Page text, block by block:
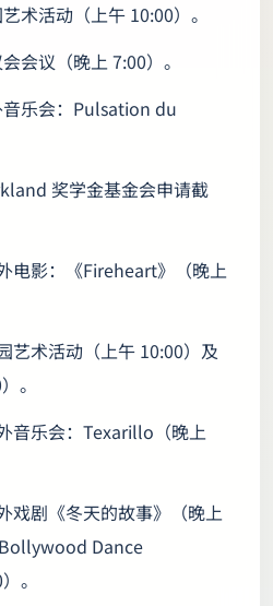
术活动（上午 10:00）。
会议（晚上 7:00）。
乐会：Pulsation du
奖学金基金会申请截
电影：《Fireheart》（晚上
艺术活动（上午 10:00）及
。
音乐会：Texarillo（晚上
戏剧《冬天的故事》（晚上
Dance
。